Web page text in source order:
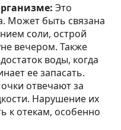
Это
Может быть связана
соли, острой
вечером. Также
воды, когда
ее запасать.
отвечают за
Нарушение их
к отекам, особенно